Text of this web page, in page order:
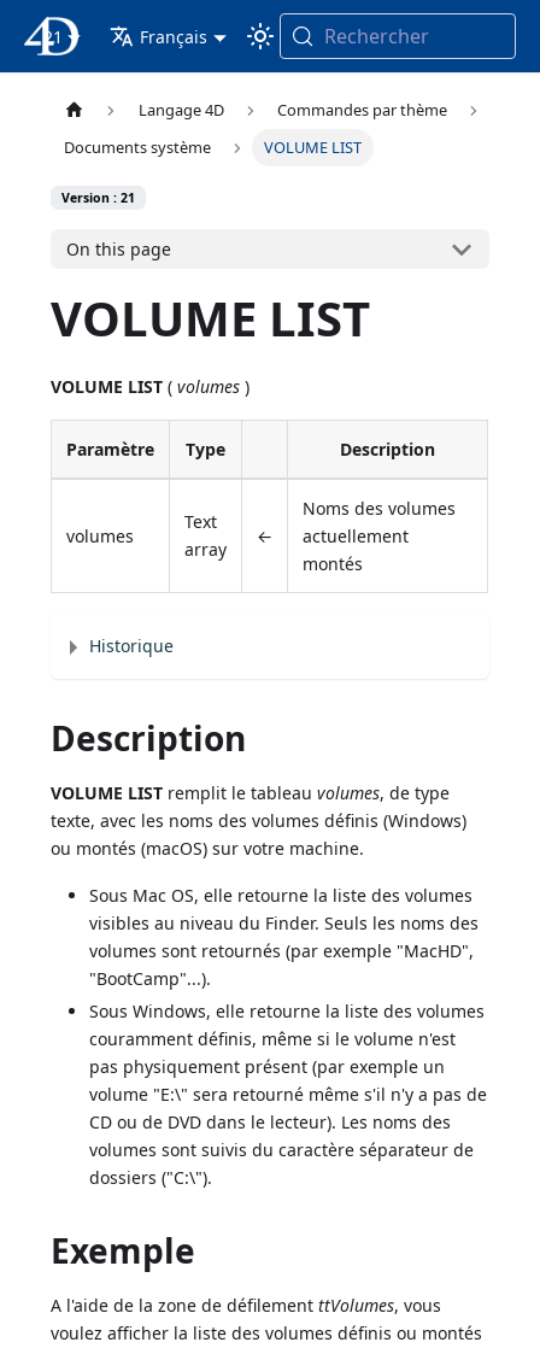
4D Documentation
21 Français Rechercher
Langage 4D
Commandes par thème
Documents système
VOLUME LIST
Version : 21
On this page
VOLUME LIST
VOLUME LIST (volumes )
Paramètre Type Description
volumes
Text
array
←
Noms des volumes
actuellement
montés
Historique
Description
VOLUME LIST remplit le tableauvolumes, de type
texte, avec les noms des volumes définis (Windows)
ou montés (macOS) sur votre machine.
Sous Mac OS, elle retourne la liste des volumes
visibles au niveau du Finder. Seuls les noms des
volumes sont retournés (par exemple "MacHD",
"BootCamp"...).
Sous Windows, elle retourne la liste des volumes
couramment définis, même si le volume n'est
pas physiquement présent (par exemple un
volume "E:\" sera retourné même s'il n'y a pas de
CD ou de DVD dans le lecteur). Les noms des
volumes sont suivis du caractère séparateur de
dossiers ("C:\").
Exemple
A l'aide de la zone de défilementttVolumes, vous
voulez afficher la liste des volumes définis ou montés